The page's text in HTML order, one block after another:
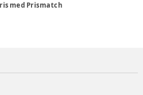
med Prismatch